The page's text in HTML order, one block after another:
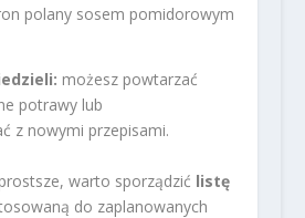
polany sosem pomidorowym
możesz powtarzać
potrawy lub
z nowymi przepisami.
warto sporządzić listę
do zaplanowanych